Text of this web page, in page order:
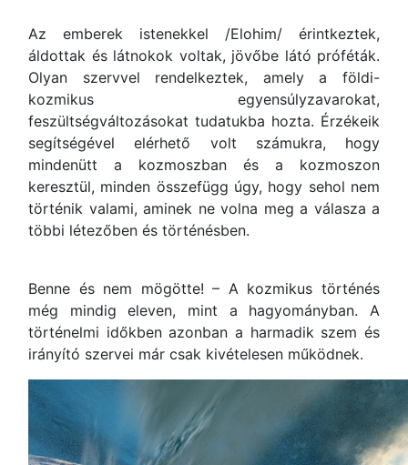
Az emberek istenekkel /Elohim/ érintkeztek,
áldottak és látnokok voltak, jövőbe látó próféták.
Olyan szervvel rendelkeztek, amely a földi-
kozmikus egyensúlyzavarokat,
feszültségváltozásokat tudatukba hozta. Érzékeik
segítségével elérhető volt számukra, hogy
mindenütt a kozmoszban és a kozmoszon
keresztül, minden összefügg úgy, hogy sehol nem
történik valami, aminek ne volna meg a válasza a
többi létezőben és történésben.
Benne és nem mögötte! – A kozmikus történés
még mindig eleven, mint a hagyományban. A
történelmi időkben azonban a harmadik szem és
irányító szervei már csak kivételesen működnek.